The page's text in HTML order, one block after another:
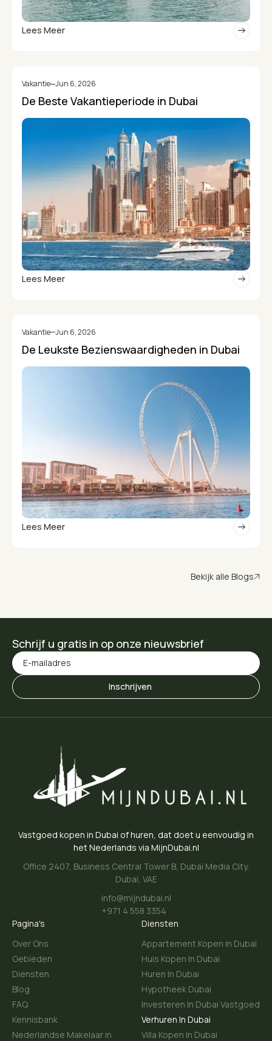
Lees Meer
Vakantie Jun 6, 2026
De Beste Vakantieperiode in Dubai
Lees Meer
Vakantie Jun 6, 2026
De Leukste Bezienswaardigheden in Dubai
Lees Meer
Bekijk alle Blogs
Schrijf u gratis in op onze nieuwsbrief
Vastgoed kopen in Dubai of huren, dat doet u eenvoudig in
het Nederlands via MijnDubai.nl
Office 2407, Business Central Tower B, Dubai Media City,
Dubai, VAE
info@mijndubai.nl
+971 4 558 3354
Pagina's
Over Ons
Gebieden
Diensten
Blog
FAQ
Kennisbank
Nederlandse Makelaar in
Diensten
Appartement Kopen in Dubai
Huis Kopen In Dubai
Huren In Dubai
Hypotheek Dubai
Investeren In Dubai Vastgoed
Verhuren In Dubai
Villa Kopen In Dubai